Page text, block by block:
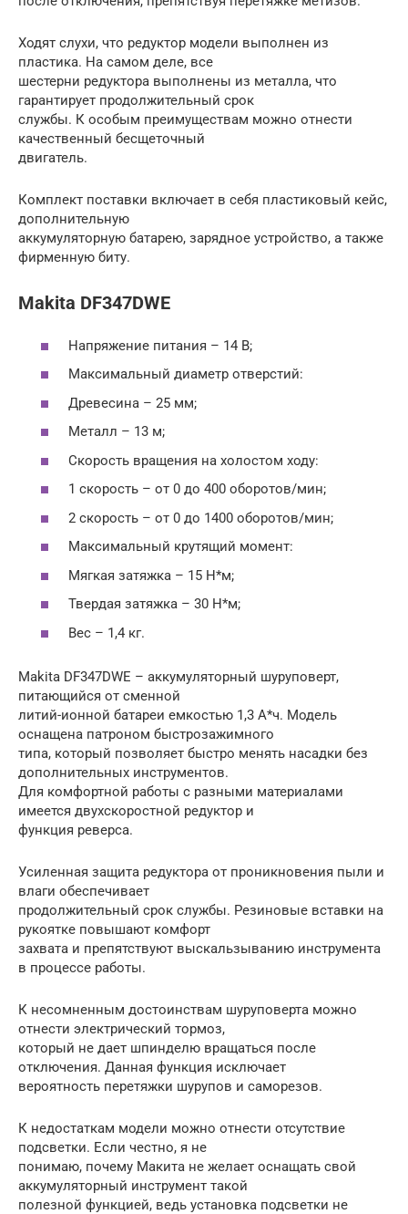
Ходят слухи, что редуктор модели выполнен из
пластика. На самом деле, все
шестерни редуктора выполнены из металла, что
гарантирует продолжительный срок
службы. К особым преимуществам можно отнести
качественный бесщеточный
двигатель.
Комплект поставки включает в себя пластиковый кейс,
дополнительную
аккумуляторную батарею, зарядное устройство, а также
фирменную биту.
Makita DF347DWE
Напряжение питания – 14 В;
Максимальный диаметр отверстий:
Древесина – 25 мм;
Металл – 13 м;
Скорость вращения на холостом ходу:
1 скорость – от 0 до 400 оборотов/мин;
2 скорость – от 0 до 1400 оборотов/мин;
Максимальный крутящий момент:
Мягкая затяжка – 15 Н*м;
Твердая затяжка – 30 Н*м;
Вес – 1,4 кг.
Makita DF347DWE – аккумуляторный шуруповерт,
питающийся от сменной
литий-ионной батареи емкостью 1,3 А*ч. Модель
оснащена патроном быстрозажимного
типа, который позволяет быстро менять насадки без
дополнительных инструментов.
Для комфортной работы с разными материалами
имеется двухскоростной редуктор и
функция реверса.
Усиленная защита редуктора от проникновения пыли и
влаги обеспечивает
продолжительный срок службы. Резиновые вставки на
рукоятке повышают комфорт
захвата и препятствуют выскальзыванию инструмента
в процессе работы.
К несомненным достоинствам шуруповерта можно
отнести электрический тормоз,
который не дает шпинделю вращаться после
отключения. Данная функция исключает
вероятность перетяжки шурупов и саморезов.
К недостаткам модели можно отнести отсутствие
подсветки. Если честно, я не
понимаю, почему Макита не желает оснащать свой
аккумуляторный инструмент такой
полезной функцией, ведь установка подсветки не